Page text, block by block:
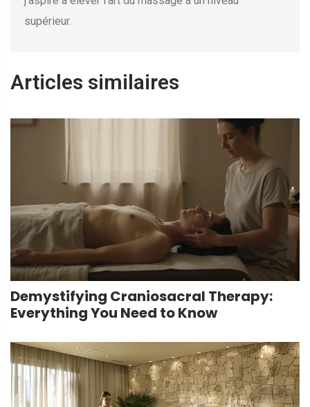
supérieur.
Articles similaires
Demystifying Craniosacral Therapy:
Everything You Need to Know